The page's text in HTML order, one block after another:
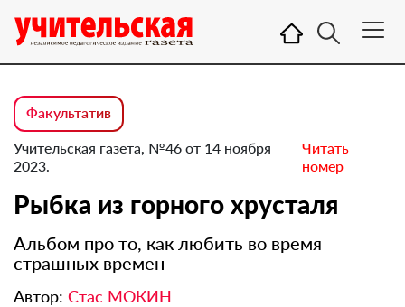
Факультатив
Учительская газета, №46 от 14 ноября
2023.
Читать
номер
Рыбка из горного хрусталя
Альбом про то, как любить во время
страшных времен
Автор: Стас МОКИН